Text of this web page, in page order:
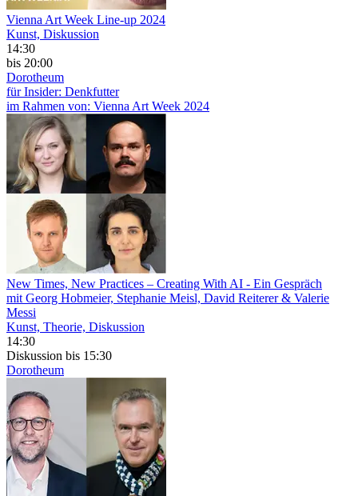
Vienna Art Week Line-up 2024
Kunst, Diskussion
14:30
bis 20:00
Dorotheum
für Insider: Denkfutter
im Rahmen von: Vienna Art Week 2024
New Times, New Practices – Creating With AI - Ein Gespräch
mit Georg Hobmeier, Stephanie Meisl, David Reiterer & Valerie
Messi
Kunst, Theorie, Diskussion
14:30
Diskussion bis 15:30
Dorotheum